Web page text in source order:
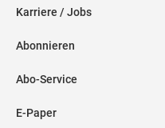
Karriere / Jobs
Abonnieren
Abo-Service
E-Paper